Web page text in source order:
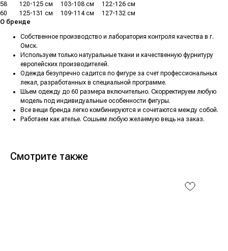
58
120-125 см 103-108 см
122-126 см
60
125-131 см 109-114 см
127-132 см
О бренде
Собственное производство и лаборатория контроля качества в г.
Омск.
Используем только натуральные ткани и качественную фурнитуру
европейских производителей.
Одежда безупречно садится по фигуре за счет профессиональных
лекал, разработанных в специальной программе.
Шьем одежду до 60 размера включительно. Скорректируем любую
модель под индивидуальные особенности фигуры.
Все вещи бренда легко комбинируются и сочетаются между собой.
Работаем как ателье. Сошьем любую желаемую вещь на заказ.
Смотрите также